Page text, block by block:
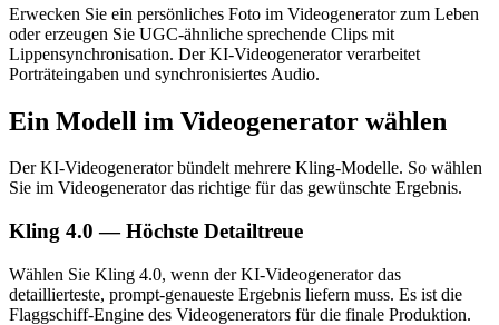
Erwecken Sie ein persönliches Foto im Videogenerator zum Leben
oder erzeugen Sie UGC-ähnliche sprechende Clips mit
Lippensynchronisation. Der KI-Videogenerator verarbeitet
Porträteingaben und synchronisiertes Audio.
Ein Modell im Videogenerator wählen
Der KI-Videogenerator bündelt mehrere Kling-Modelle. So wählen
Sie im Videogenerator das richtige für das gewünschte Ergebnis.
Kling 4.0 — Höchste Detailtreue
Wählen Sie Kling 4.0, wenn der KI-Videogenerator das
detaillierteste, prompt-genaueste Ergebnis liefern muss. Es ist die
Flaggschiff-Engine des Videogenerators für die finale Produktion.